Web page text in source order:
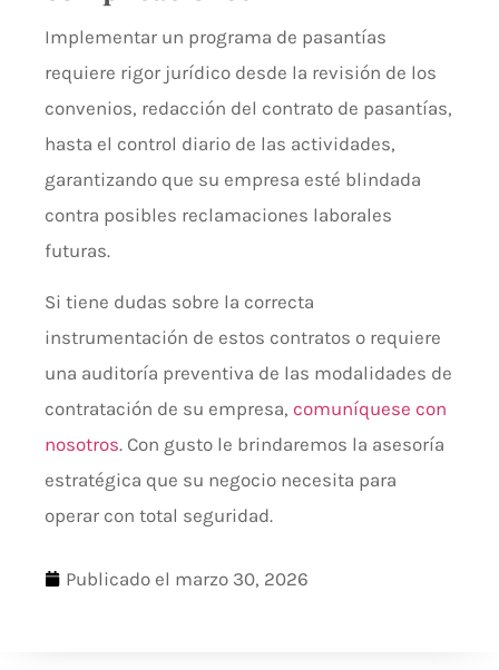
Implementar un programa de pasantías
requiere rigor jurídico desde la revisión de los
convenios, redacción del contrato de pasantías,
hasta el control diario de las actividades,
garantizando que su empresa esté blindada
contra posibles reclamaciones laborales
futuras.
Si tiene dudas sobre la correcta
instrumentación de estos contratos o requiere
una auditoría preventiva de las modalidades de
contratación de su empresa, comuníquese con
nosotros. Con gusto le brindaremos la asesoría
estratégica que su negocio necesita para
operar con total seguridad.
Publicado el marzo 30, 2026